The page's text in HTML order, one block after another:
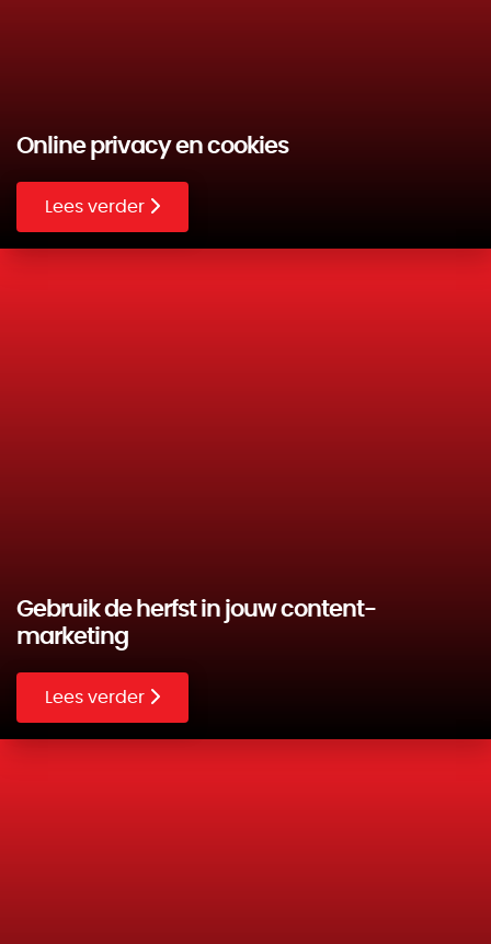
Online privacy en cookies
Lees verder
Gebruik de herfst in jouw content-
marketing
Lees verder